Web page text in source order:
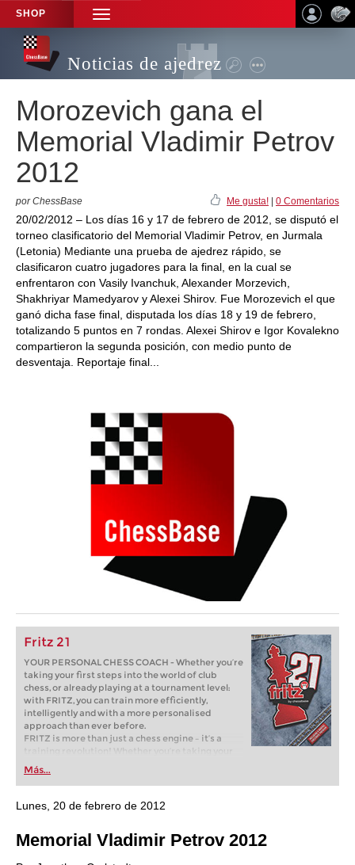
SHOP
TOGGLE
NAVIGATION
Noticias de ajedrez
Morozevich gana el
Memorial Vladimir Petrov
2012
por ChessBase Me gusta! 0 Comentarios
20/02/2012 – Los días 16 y 17 de febrero de 2012, se disputó el
torneo clasificatorio del Memorial Vladimir Petrov, en Jurmala
(Letonia) Mediante una prueba de ajedrez rápido, se
clasificaron cuatro jugadores para la final, en la cual se
enfrentaron con Vasily Ivanchuk, Alexander Morzevich,
Shakhriyar Mamedyarov y Alexei Shirov. Fue Morozevich el que
ganó dicha fase final, disputada los días 18 y 19 de febrero,
totalizando 5 puntos en 7 rondas. Alexei Shirov e Igor Kovalekno
compartieron la segunda posición, con medio punto de
desventaja. Reportaje final...
Fritz 21
YOUR PERSONAL CHESS COACH - Whether you’re
taking your first steps into the world of club
chess, or already playing at a tournament level:
with FRITZ, you can train more efficiently,
intelligently and with a more personalised
approach than ever before.
FRITZ is more than just a chess engine – it’s a
training revolution! Whether you’re taking your
first steps into the world of club chess, or already
playing at a tournament level: with FRITZ, you can
train more efficiently, intelligently and with a
more personalised approach than ever before.
Más...
Lunes, 20 de febrero de 2012
Memorial Vladimir Petrov 2012